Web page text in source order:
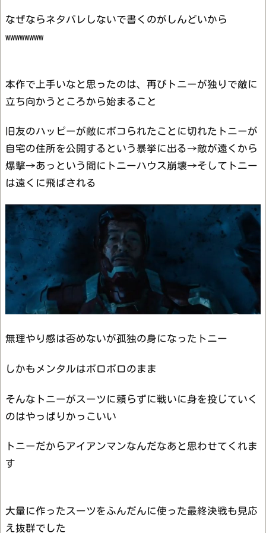
なぜならネタバレしないで書くのがしんどいから
wwwwwwww
本作で上手いなと思ったのは、再びトニーが独りで敵に
立ち向かうところから始まること
旧友のハッピーが敵にボコられたことに切れたトニーが
自宅の住所を公開するという暴挙に出る→敵が遠くから
爆撃→あっという間にトニーハウス崩壊→そしてトニー
は遠くに飛ばされる
無理やり感は否めないが孤独の身になったトニー
しかもメンタルはボロボロのまま
そんなトニーがスーツに頼らずに戦いに身を投じていく
のはやっぱりかっこいい
トニーだからアイアンマンなんだなあと思わせてくれま
す
大量に作ったスーツをふんだんに使った最終決戦も見応
え抜群でした